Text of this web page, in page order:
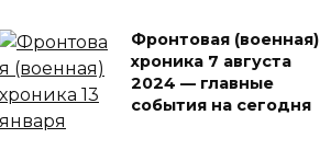
Фронтовая (военная)
хроника 7 августа
2024 — главные
события на сегодня